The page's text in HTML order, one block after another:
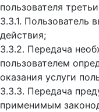
пользователя
3.3.1. Пользователь
действия;
3.3.2. Передача
пользователем
оказания услуги
3.3.3. Передача
применимым